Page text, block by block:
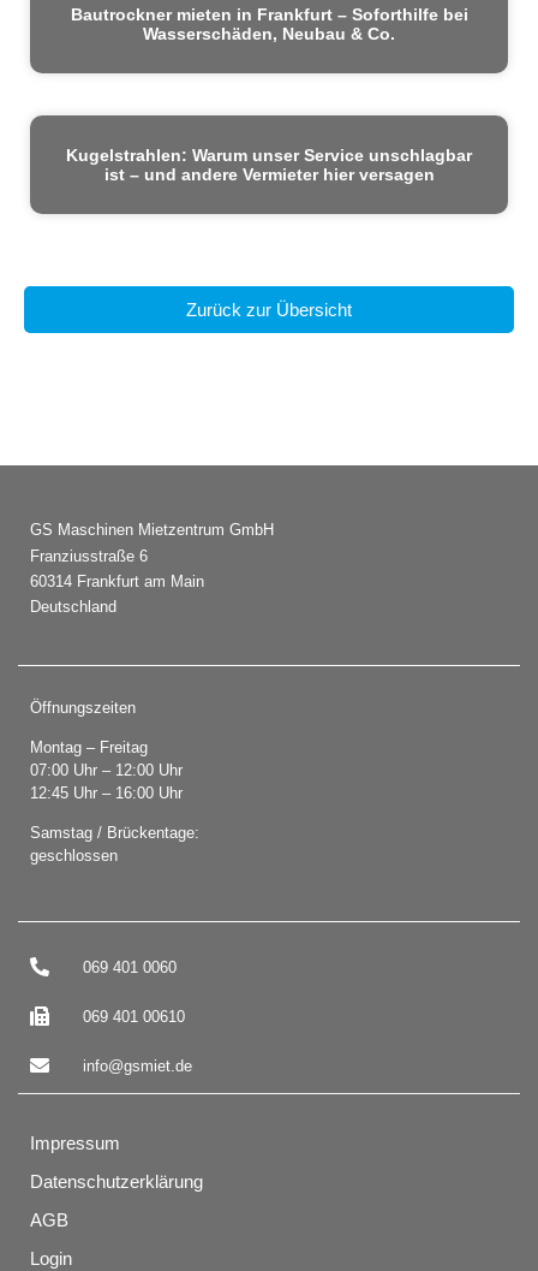
Bautrockner mieten in Frankfurt – Soforthilfe bei
Wasserschäden, Neubau & Co.
Kugelstrahlen: Warum unser Service unschlagbar
ist – und andere Vermieter hier versagen
Zurück zur Übersicht
GS Maschinen Mietzentrum GmbH
Franziusstraße 6
60314 Frankfurt am Main
Deutschland
Öffnungszeiten
Montag – Freitag
07:00 Uhr – 12:00 Uhr
12:45 Uhr – 16:00 Uhr
Samstag / Brückentage:
geschlossen
069 401 0060
069 401 00610
info@gsmiet.de
Impressum
Datenschutzerklärung
AGB
Login